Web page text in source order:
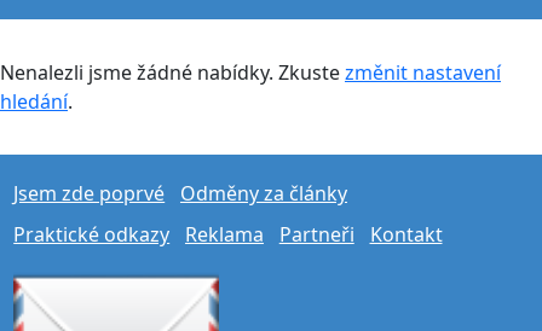
Nenalezli jsme žádné nabídky. Zkustezměnit nastavení
hledání.
Jsem zde poprvé
Odměny za články
Praktické odkazy
Reklama Partneři Kontakt